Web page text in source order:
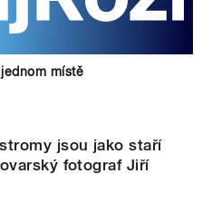
místě
jsou jako staří
fotograf Jiří